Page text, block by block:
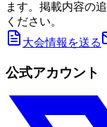
ます。掲載内容の
ください。
大会情報を送る
公式アカウント